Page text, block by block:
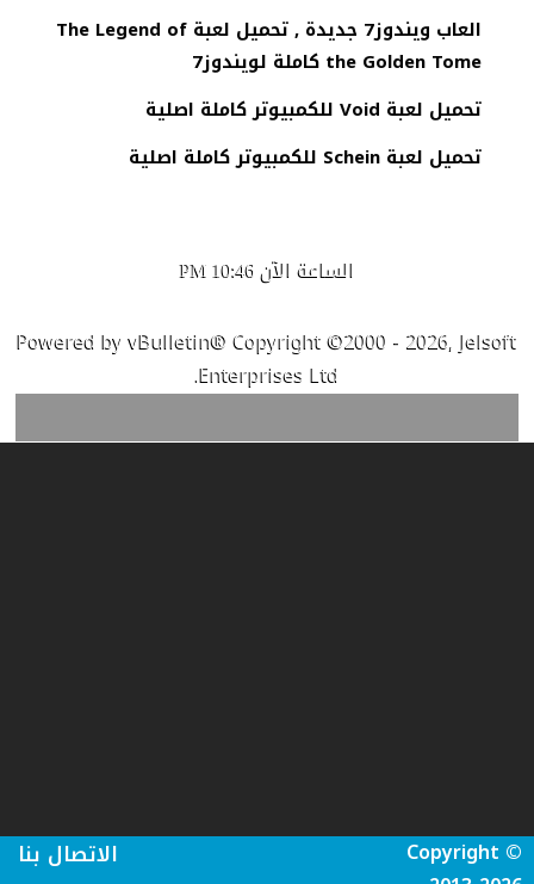
العاب ويندوز7 جديدة , تحميل لعبة The Legend of
the Golden Tome كاملة لويندوز7
تحميل لعبة Void للكمبيوتر كاملة اصلية
تحميل لعبة Schein للكمبيوتر كاملة اصلية
الساعة الآن 10:46 PM
Powered by vBulletin® Copyright ©2000 - 2026, Jelsoft
Enterprises Ltd.
الاتصال بنا
Copyright ©